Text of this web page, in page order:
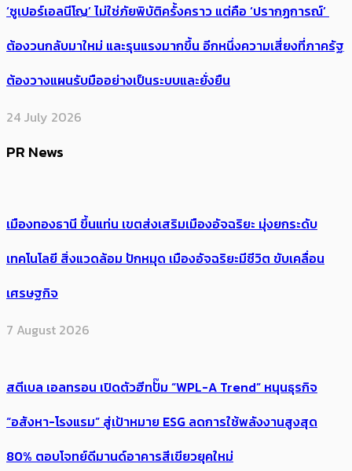
‘ซูเปอร์เอลนีโญ’ ไม่ใช่ภัยพิบัติครั้งคราว แต่คือ ‘ปรากฏการณ์’ ​
ต้อง​วนกลับมาใหม่ และรุนแรงมากขึ้น อีกหนึ่งความเสี่ยงที่ภาครัฐ
ต้องวางแผนรับมืออย่างเป็นระบบและยั่งยืน
24 July 2026
PR News
เมืองทองธานี ขึ้นแท่น เขตส่งเสริมเมืองอัจฉริยะ มุ่งยกระดับ
เทคโนโลยี สิ่งแวดล้อม ปักหมุด เมืองอัจฉริยะมีชีวิต ขับเคลื่อน
เศรษฐกิจ
7 August 2026
สตีเบล เอลทรอน เปิดตัวฮีทปั๊ม “WPL-A Trend” หนุนธุรกิจ
“อสังหา-โรงแรม” สู่เป้าหมาย ESG ลดการใช้พลังงานสูงสุด
80% ตอบโจทย์ดีมานด์อาคารสีเขียวยุคใหม่